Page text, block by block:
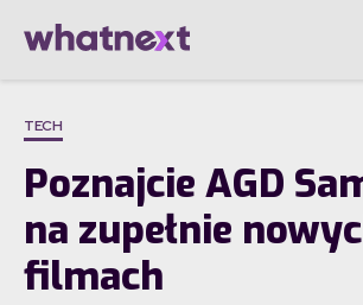
TECH
Poznajcie AGD
na zupełnie
filmach